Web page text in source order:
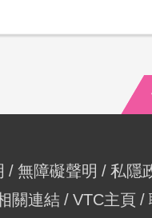
無障礙聲明
私隱
關連結 VTC主頁